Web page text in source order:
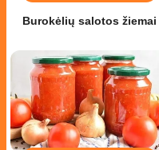
Burokėlių salotos žiemai